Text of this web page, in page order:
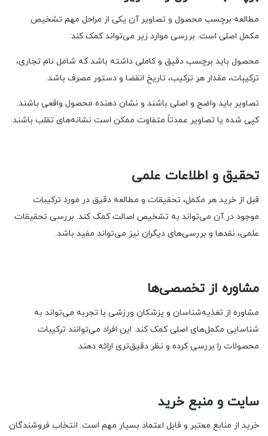
مطالعه برچسب محصول و تصاویر آن یکی از مراحل مهم تشخیص
مکمل اصلی است. بررسی موارد زیر می‌تواند کمک کند:
محصول باید برچسب دقیق و کاملی داشته باشد که شامل نام تجاری،
ترکیبات، مقدار هر ترکیب، تاریخ انقضا و دستور مصرف باشد.
تصاویر باید واضح و اصلی باشند و نشان دهنده محصول واقعی باشند.
کپی شده یا تصاویر عمدتاً متفاوت ممکن است نشانه‌های تقلب باشند.
تحقیق و اطلاعات علمی
قبل از خرید هر مکمل، تحقیقات و مطالعه دقیق در مورد ترکیبات
موجود در آن می‌تواند به تشخیص اصالت کمک کند. بررسی تحقیقات
علمی، نقدها و بررسی‌های دیگران نیز می‌تواند مفید باشد.
مشاوره از تخصصی‌ها
مشاوره از تغذیه‌شناسان و پزشکان ورزشی با تجربه می‌تواند به
شناسایی مکمل‌های اصلی کمک کند. این افراد می‌توانند ترکیبات
محصولات را بررسی کرده و نظر دقیق‌تری ارائه دهند.
سایت و منبع خرید
خرید از منابع معتبر و قابل اعتماد بسیار مهم است. انتخاب فروشندگان